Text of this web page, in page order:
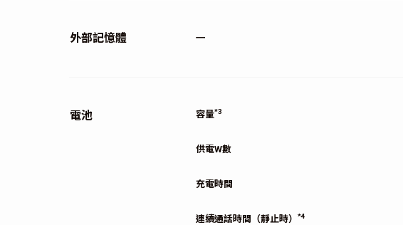
外部記憶體 ー
電池 容量*3
供電W數
充電時間
連續通話時間（靜止時） *4